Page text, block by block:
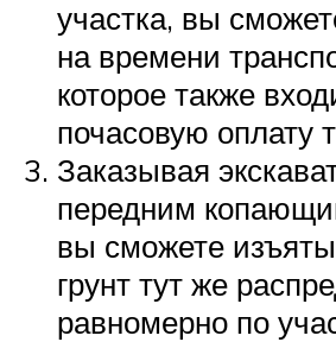
участка, вы
на времени
которое также
почасовую оплату
Заказывая
передним
вы сможете
грунт тут же
равномерно по